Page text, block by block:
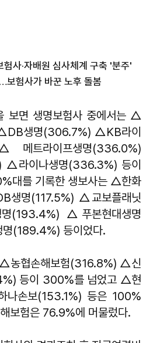
사·자배원 심사체계 구축 '분주'
보험사가 바꾼 노후 돌봄
보면 생명보험사 중에서는 △
생명(306.7%) △KB라이
트라이프생명(336.0%)
라이나생명(336.3%) 등이
대를 기록한 생보사는 △한화
생명(117.5%) △교보플래닛
(193.4%) △푸본현대생명
(189.4%) 등이었다.
△농협손해보험(316.8%) △신
등이 300%를 넘었고 △현
손보(153.1%) 등은 100%
보험은 76.9%에 머물렀다.